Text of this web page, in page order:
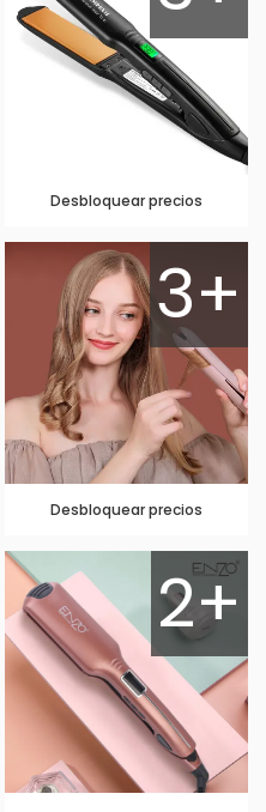
Desbloquear precios
3+
Desbloquear precios
2+